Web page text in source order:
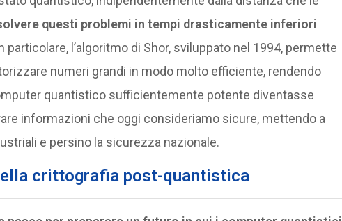
questi problemi in tempi drasticamente inferiori
particolare, l’algoritmo di Shor, sviluppato nel 1994, permette
numeri grandi in modo molto efficiente, rendendo
quantistico sufficientemente potente diventasse
informazioni che oggi consideriamo sicure, mettendo a
e persino la sicurezza nazionale.
crittografia post-quantistica